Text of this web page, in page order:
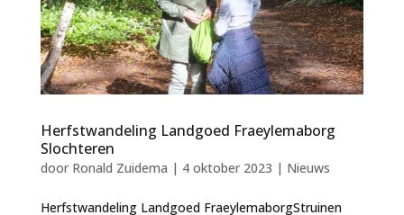
Herfstwandeling Landgoed Fraeylemaborg
Slochteren
door Ronald Zuidema | 4 oktober 2023 | Nieuws
Herfstwandeling Landgoed FraeylemaborgStruinen